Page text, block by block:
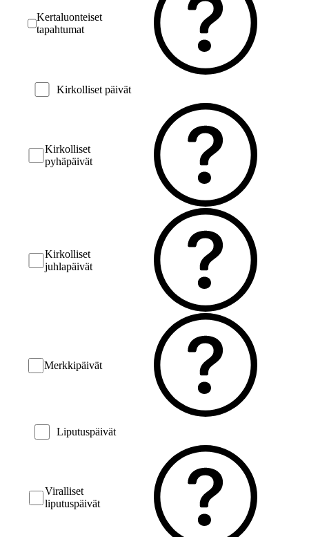
Kertaluonteiset
tapahtumat
Kirkolliset päivät
Kirkolliset
pyhäpäivät
Kirkolliset
juhlapäivät
Merkkipäivät
Liputuspäivät
Viralliset
liputuspäivät